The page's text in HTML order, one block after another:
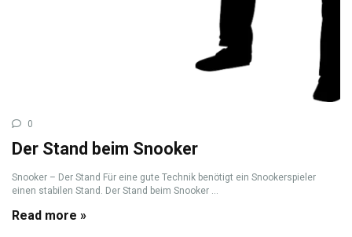
0
Der Stand beim Snooker
Snooker – Der Stand Für eine gute Technik benötigt ein Snookerspieler
einen stabilen Stand. Der Stand beim Snooker ...
Read more »